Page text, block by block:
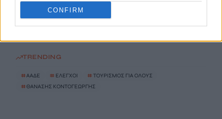
CONFIRM
ακτή- Σε επιφυλακή για πλημμύρες, κατολισθήσεις
9 Αυγούστου, 2026
TRENDING
#ΑΑΔΕ # ΕΛΕΓΧΟΙ # ΤΟΥΡΙΣΜΟΣ ΓΙΑ ΟΛΟΥΣ
#ΘΑΝΑΣΗΣ ΚΟΝΤΟΓΕΩΡΓΗΣ